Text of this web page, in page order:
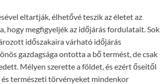
eltartják, élhetővé teszik az életet az
hogy megfigyeljék az időjárás fordulatait. Sok
időszakaira várható időjárás
gazdagsága ontotta a bő termést, de csak
Mélyen szerette a földet, és ezért őseitől
természeti törvényeket mindenkor